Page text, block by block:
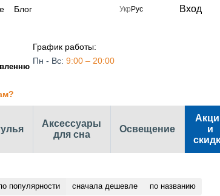
Блог Укр Рус Вход
График работы:
Пн - Вс: 9:00 – 20:00
Аксессуары
для сна
Освещение
и
популярности сначала дешевле по названию